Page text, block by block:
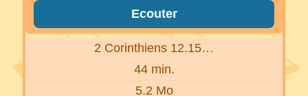
Ecouter
2 Corinthiens 12.15…
44 min.
5.2 Mo